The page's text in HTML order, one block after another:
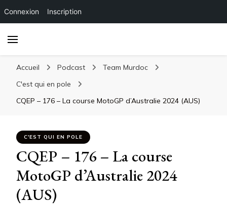
Connexion Inscription
Accueil Podcast
Team Murdoc
C'est qui en pole
CQEP – 176 – La course MotoGP d’Australie 2024 (AUS)
C'EST QUI EN POLE
CQEP – 176 – La course
MotoGP d’Australie 2024
(AUS)